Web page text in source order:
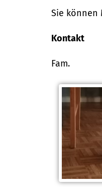
Sie können
Kontakt
Fam.